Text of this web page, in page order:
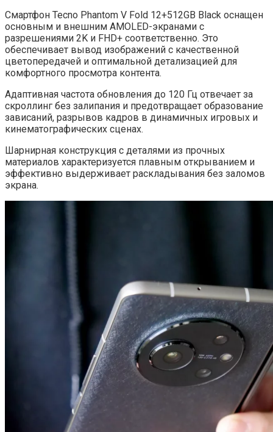
Смартфон Tecno Phantom V Fold 12+512GB Black оснащен
основным и внешним AMOLED-экранами с
разрешениями 2K и FHD+ соответственно. Это
обеспечивает вывод изображений с качественной
цветопередачей и оптимальной детализацией для
комфортного просмотра контента.
Адаптивная частота обновления до 120 Гц отвечает за
скроллинг без залипания и предотвращает образование
зависаний, разрывов кадров в динамичных игровых и
кинематографических сценах.
Шарнирная конструкция с деталями из прочных
материалов характеризуется плавным открыванием и
эффективно выдерживает раскладывания без заломов
экрана.